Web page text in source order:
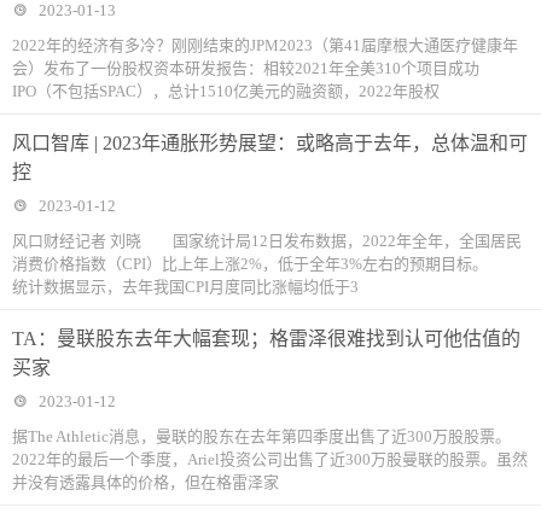
2023-01-13
2022年的经济有多冷？刚刚结束的JPM2023（第41届摩根大通医疗健康年
会）发布了一份股权资本研发报告：相较2021年全美310个项目成功
IPO（不包括SPAC），总计1510亿美元的融资额，2022年股权
风口智库 | 2023年通胀形势展望：或略高于去年，总体温和可
控
2023-01-12
风口财经记者 刘晓 国家统计局12日发布数据，2022年全年，全国居民
消费价格指数（CPI）比上年上涨2%，低于全年3%左右的预期目标。
统计数据显示，去年我国CPI月度同比涨幅均低于3
TA：曼联股东去年大幅套现；格雷泽很难找到认可他估值的
买家
2023-01-12
据The Athletic消息，曼联的股东在去年第四季度出售了近300万股股票。
2022年的最后一个季度，Ariel投资公司出售了近300万股曼联的股票。虽然
并没有透露具体的价格，但在格雷泽家